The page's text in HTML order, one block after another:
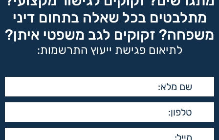
מתלבטים בכל שאלה בתחום דיני
משפחה? זקוקים לגב משפטי איתן?
לתיאום פגישת ייעוץ התרשמות: